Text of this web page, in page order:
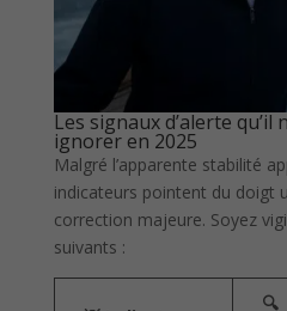
Les signaux d’alerte
ignorer en 2025
Malgré l’apparente stabilité
indicateurs pointent du doigt
correction majeure. Soyez
suivants :
🔍